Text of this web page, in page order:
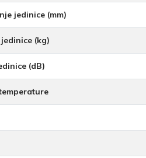
jedinice (mm)
(kg)
(dB)